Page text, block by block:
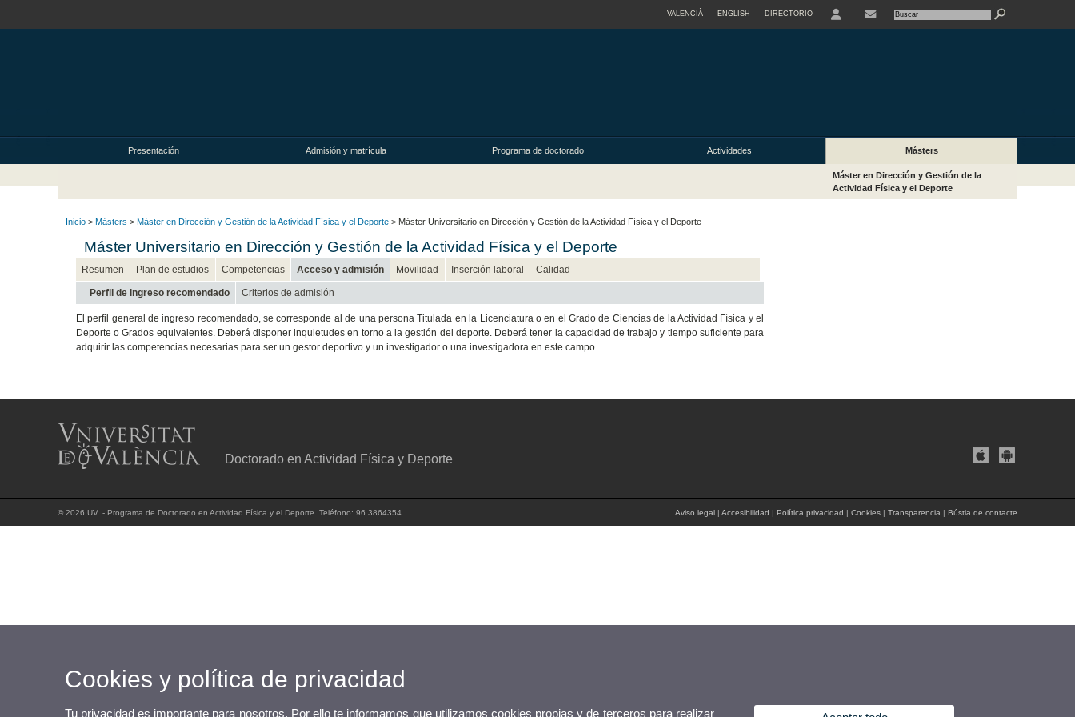
VALENCIÀ ENGLISH DIRECTORIO
Presentación Admisión y matrícula Programa de doctorado Actividades Másters
Máster en Dirección y Gestión de la
Actividad Física y el Deporte
Inicio > Másters > Máster en Dirección y Gestión de la Actividad Física y el Deporte > Máster Universitario en Dirección y Gestión de la Actividad Física y el Deporte
Máster Universitario en Dirección y Gestión de la Actividad Física y el Deporte
Resumen Plan de estudios Competencias Acceso y admisión Movilidad Inserción laboral Calidad
Perfil de ingreso recomendado Criterios de admisión
El perfil general de ingreso recomendado, se corresponde al de una persona Titulada en la Licenciatura o en el Grado de Ciencias de la Actividad Física y el
Deporte o Grados equivalentes. Deberá disponer inquietudes en torno a la gestión del deporte. Deberá tener la capacidad de trabajo y tiempo suficiente para
adquirir las competencias necesarias para ser un gestor deportivo y un investigador o una investigadora en este campo.
Doctorado en Actividad Física y Deporte
© 2026 UV. - Programa de Doctorado en Actividad Física y el Deporte. Teléfono: 96 3864354 Aviso legal | Accesibilidad | Política privacidad | Cookies | Transparencia | Bústia de contacte
Cookies y política de privacidad
Tu privacidad es importante para nosotros. Por ello te informamos que utilizamos cookies propias y de terceros para realizar